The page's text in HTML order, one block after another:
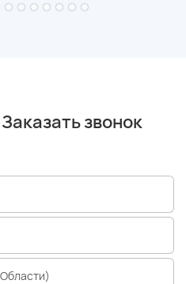
Заказать звонок